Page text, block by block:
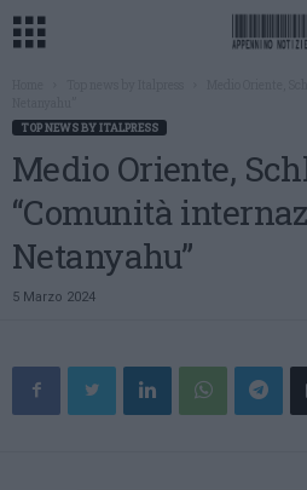
TOP NEWS BY ITALPRESS
Medio Oriente,
“Comunità
Netanyahu”
5 Marzo 2024